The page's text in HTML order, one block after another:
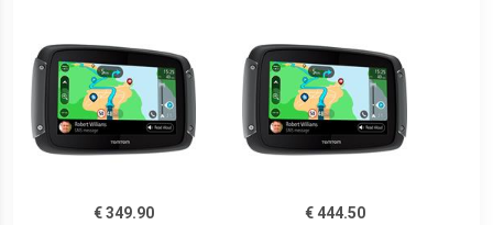
€ 349.90
€ 444.50